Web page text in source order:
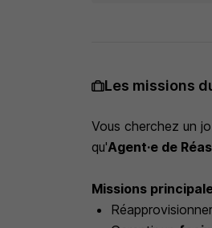
Les missions
Vous cherchez un
qu'Agent·e de
Missions